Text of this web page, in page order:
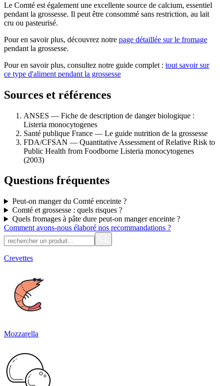
Le Comté est également une excellente source de calcium, essentiel
pendant la grossesse. Il peut être consommé sans restriction, au lait
cru ou pasteurisé.
Pour en savoir plus, découvrez notre page détaillée sur le fromage
pendant la grossesse.
Pour en savoir plus, consultez notre guide complet : tout savoir sur
ce type d'aliment pendant la grossesse
Sources et références
ANSES — Fiche de description de danger biologique :
Listeria monocytogenes
Santé publique France — Le guide nutrition de la grossesse
FDA/CFSAN — Quantitative Assessment of Relative Risk to
Public Health from Foodborne Listeria monocytogenes
(2003)
Questions fréquentes
Peut-on manger du Comté enceinte ?
Comté et grossesse : quels risques ?
Quels fromages à pâte dure peut-on manger enceinte ?
Comment avons-nous élaboré nos recommandations ?
Crevettes
Mozzarella